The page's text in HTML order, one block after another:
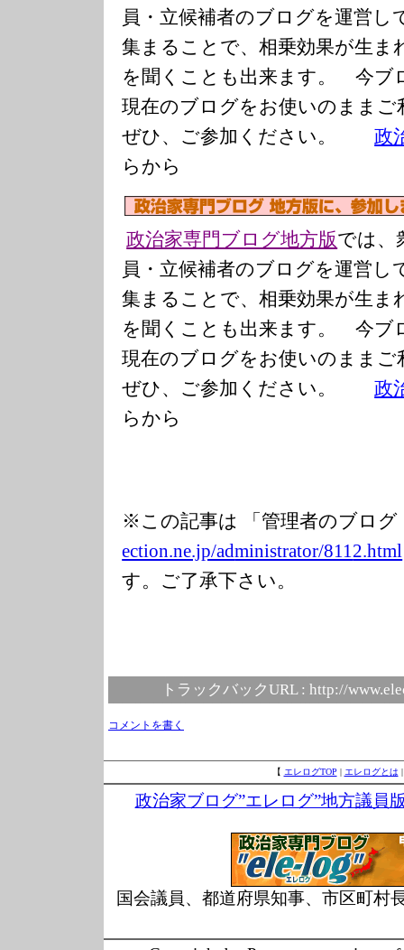
員・立候補者のブログを運営し
集まることで、相乗効果が生ま
を聞くことも出来ます。 今ブ
現在のブログをお使いのまま
ぜひ、ご参加ください。政
らから
政治家専門ブログ地方版では、
員・立候補者のブログを運営し
集まることで、相乗効果が生ま
を聞くことも出来ます。 今ブ
現在のブログをお使いのまま
ぜひ、ご参加ください。政
らから
※この記事は 「管理者のブログ
ection.ne.jp/administrator/8112.html
す。ご了承下さい。
トラックバックURL : http://
コメントを書く
【 エレログTOP | エレログとは
政治家ブログ”エレログ”地方議員
国会議員、都道府県知事、市区町村